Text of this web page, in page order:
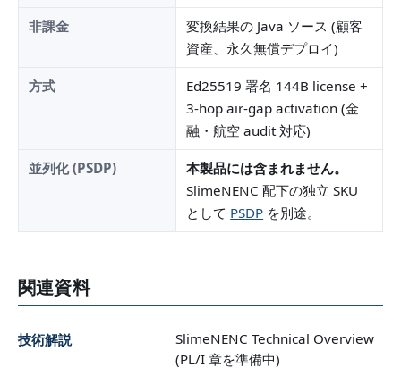
非課金
変換結果の Java ソース (顧客
資産、永久無償デプロイ)
方式
Ed25519 署名 144B license +
3-hop air-gap activation (金
融・航空 audit 対応)
並列化 (PSDP)
本製品には含まれません。
SlimeNENC 配下の独立 SKU
として PSDP を別途。
関連資料
技術解説
SlimeNENC Technical Overview
(PL/I 章を準備中)